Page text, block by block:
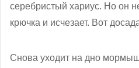
серебристый хариус. Но он
крючка и исчезает. Вот
Снова уходит на дно